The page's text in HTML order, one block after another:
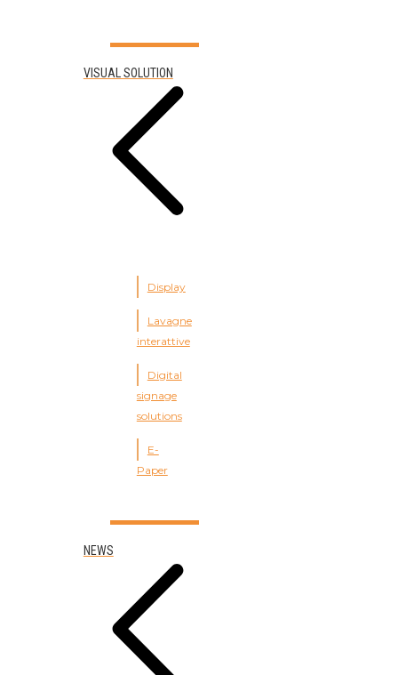
VISUAL SOLUTION
Display
Lavagne
interattive
Digital
signage
solutions
E-
Paper
NEWS